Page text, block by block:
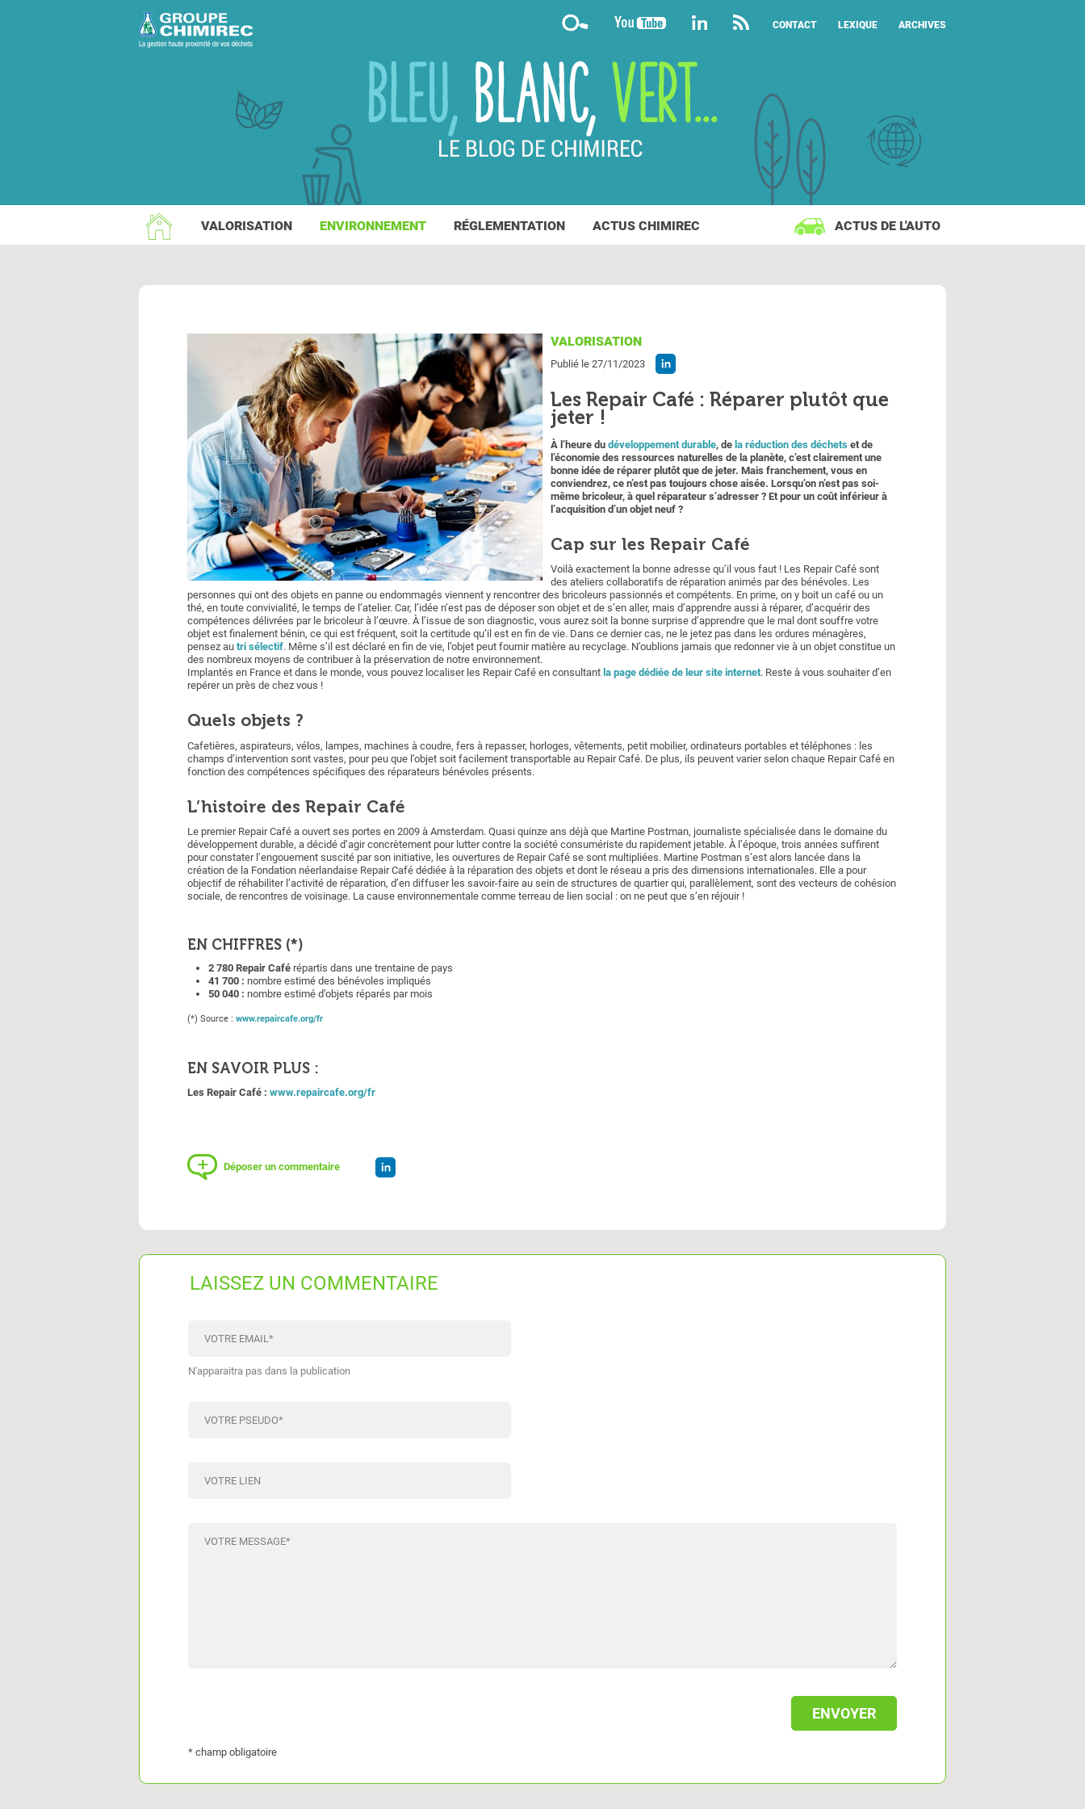
VALORISATION
Publié le 27/11/2023
Les Repair Café : Réparer plutôt que
jeter !
À l’heure du développement durable, de la réduction des déchets et de
l’économie des ressources naturelles de la planète, c’est clairement une
bonne idée de réparer plutôt que de jeter. Mais franchement, vous en
conviendrez, ce n’est pas toujours chose aisée. Lorsqu’on n’est pas soi-
même bricoleur, à quel réparateur s’adresser ? Et pour un coût inférieur à
l’acquisition d’un objet neuf ?
Cap sur les Repair Café
Voilà exactement la bonne adresse qu’il vous faut ! Les Repair Café sont
des ateliers collaboratifs de réparation animés par des bénévoles. Les
personnes qui ont des objets en panne ou endommagés viennent y rencontrer des bricoleurs passionnés et compétents. En prime, on y boit un café ou un
thé, en toute convivialité, le temps de l’atelier. Car, l’idée n’est pas de déposer son objet et de s’en aller, mais d’apprendre aussi à réparer, d’acquérir des
compétences délivrées par le bricoleur à l’œuvre. À l’issue de son diagnostic, vous aurez soit la bonne surprise d’apprendre que le mal dont souffre votre
objet est finalement bénin, ce qui est fréquent, soit la certitude qu’il est en fin de vie. Dans ce dernier cas, ne le jetez pas dans les ordures ménagères,
pensez au tri sélectif. Même s’il est déclaré en fin de vie, l’objet peut fournir matière au recyclage. N’oublions jamais que redonner vie à un objet constitue un
des nombreux moyens de contribuer à la préservation de notre environnement.
Implantés en France et dans le monde, vous pouvez localiser les Repair Café en consultant la page dédiée de leur site internet. Reste à vous souhaiter d’en
repérer un près de chez vous !
Quels objets ?
Cafetières, aspirateurs, vélos, lampes, machines à coudre, fers à repasser, horloges, vêtements, petit mobilier, ordinateurs portables et téléphones : les
champs d’intervention sont vastes, pour peu que l’objet soit facilement transportable au Repair Café. De plus, ils peuvent varier selon chaque Repair Café en
fonction des compétences spécifiques des réparateurs bénévoles présents.
L’histoire des Repair Café
Le premier Repair Café a ouvert ses portes en 2009 à Amsterdam. Quasi quinze ans déjà que Martine Postman, journaliste spécialisée dans le domaine du
développement durable, a décidé d’agir concrètement pour lutter contre la société consumériste du rapidement jetable. À l’époque, trois années suffirent
pour constater l’engouement suscité par son initiative, les ouvertures de Repair Café se sont multipliées. Martine Postman s’est alors lancée dans la
création de la Fondation néerlandaise Repair Café dédiée à la réparation des objets et dont le réseau a pris des dimensions internationales. Elle a pour
objectif de réhabiliter l’activité de réparation, d’en diffuser les savoir-faire au sein de structures de quartier qui, parallèlement, sont des vecteurs de cohésion
sociale, de rencontres de voisinage. La cause environnementale comme terreau de lien social : on ne peut que s’en réjouir !
EN CHIFFRES (*)
2 780 Repair Café répartis dans une trentaine de pays
41 700 : nombre estimé des bénévoles impliqués
50 040 : nombre estimé d’objets réparés par mois
(*) Source : www.repaircafe.org/fr
EN SAVOIR PLUS :
Les Repair Café : www.repaircafe.org/fr
Déposer un commentaire
LAISSEZ UN COMMENTAIRE
VOTRE EMAIL *
N'apparaitra pas dans la publication
VOTRE PSEUDO*
VOTRE LIEN
VOTRE MESSAGE*
* champ obligatoire
CONTACT LEXIQUE ARCHIVES
VALORISATION ENVIRONNEMENT RÉGLEMENTATION ACTUS CHIMIREC ACTUS DE L'AUTO